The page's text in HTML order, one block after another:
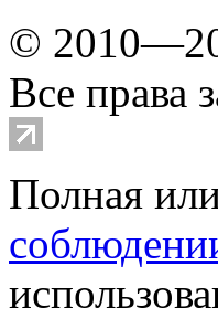
©
Все права
Полная